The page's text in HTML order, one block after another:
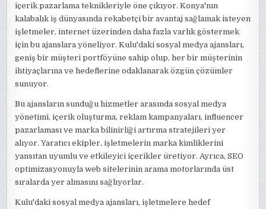
içerik pazarlama teknikleriyle öne çıkıyor. Konya'nın
kalabalık iş dünyasında rekabetçi bir avantaj sağlamak isteyen
işletmeler, internet üzerinden daha fazla varlık göstermek
için bu ajanslara yöneliyor. Kulu'daki sosyal medya ajansları,
geniş bir müşteri portföyüne sahip olup, her bir müşterinin
ihtiyaçlarına ve hedeflerine odaklanarak özgün çözümler
sunuyor.
Bu ajansların sunduğu hizmetler arasında sosyal medya
yönetimi, içerik oluşturma, reklam kampanyaları, influencer
pazarlaması ve marka bilinirliği artırma stratejileri yer
alıyor. Yaratıcı ekipler, işletmelerin marka kimliklerini
yansıtan uyumlu ve etkileyici içerikler üretiyor. Ayrıca, SEO
optimizasyonuyla web sitelerinin arama motorlarında üst
sıralarda yer almasını sağlıyorlar.
Kulu'daki sosyal medya ajansları, işletmelere hedef